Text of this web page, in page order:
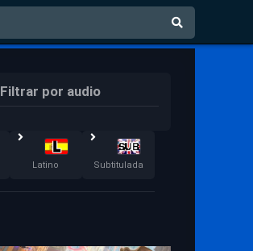
Filtrar por audio
Latino Subtitulada